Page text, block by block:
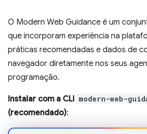
O Modern Web Guidance é um
que incorporam experiência na
práticas recomendadas e dados de
navegador diretamente nos seus
programação.
Instalar com a CLI modern-web-
(recomendado):